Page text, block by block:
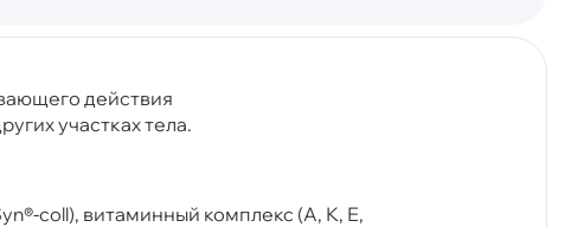
действия
участках тела.
coll), витаминный комплекс (А, К, Е,